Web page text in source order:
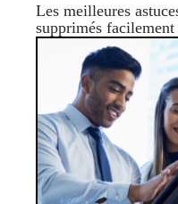
Les meilleures
supprimés facilement